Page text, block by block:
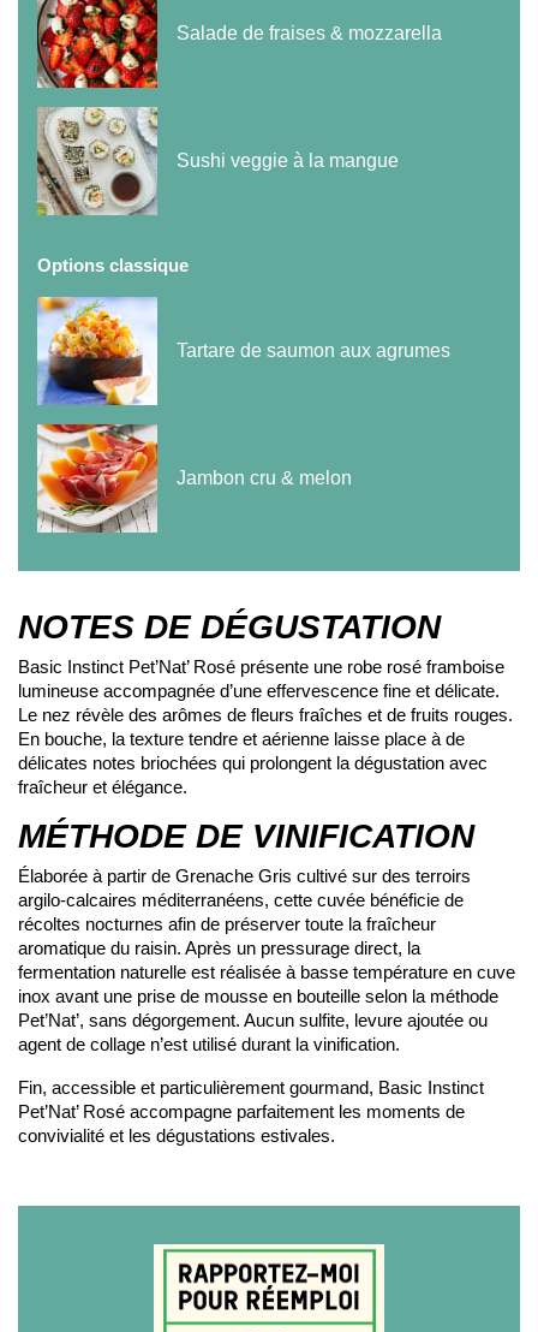
Salade de fraises & mozzarella
Sushi veggie à la mangue
Options classique
Tartare de saumon aux agrumes
Jambon cru & melon
NOTES DE DÉGUSTATION
Basic Instinct Pet’Nat’ Rosé présente une robe rosé framboise
lumineuse accompagnée d’une effervescence fine et délicate.
Le nez révèle des arômes de fleurs fraîches et de fruits rouges.
En bouche, la texture tendre et aérienne laisse place à de
délicates notes briochées qui prolongent la dégustation avec
fraîcheur et élégance.
MÉTHODE DE VINIFICATION
Élaborée à partir de Grenache Gris cultivé sur des terroirs
argilo-calcaires méditerranéens, cette cuvée bénéficie de
récoltes nocturnes afin de préserver toute la fraîcheur
aromatique du raisin. Après un pressurage direct, la
fermentation naturelle est réalisée à basse température en cuve
inox avant une prise de mousse en bouteille selon la méthode
Pet’Nat’, sans dégorgement. Aucun sulfite, levure ajoutée ou
agent de collage n’est utilisé durant la vinification.
Fin, accessible et particulièrement gourmand, Basic Instinct
Pet’Nat’ Rosé accompagne parfaitement les moments de
convivialité et les dégustations estivales.